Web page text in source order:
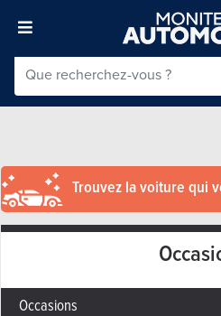
Trouvez la voiture qui
Occasions